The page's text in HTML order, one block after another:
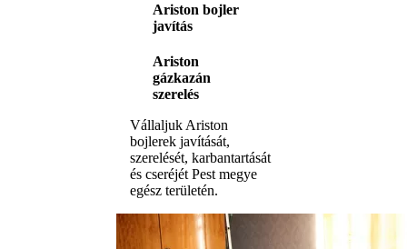
Ariston bojler
javítás
Ariston
gázkazán
szerelés
Vállaljuk Ariston
bojlerek javítását,
szerelését, karbantartását
és cseréjét Pest megye
egész területén.